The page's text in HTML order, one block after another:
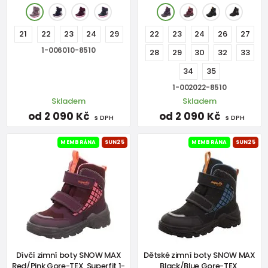
21 22 23 24 29
1-006010-8510
Skladem
od 2 090 Kč s DPH
22 23 24 26
27
28
29 30 32
33
34
35
1-002022-8510
Skladem
od 2 090 Kč s DPH
MEMBRÁNA SUN25
Dívčí zimní boty SNOW MAX
MEMBRÁNA SUN25
Dětské zimní boty SNOW MAX